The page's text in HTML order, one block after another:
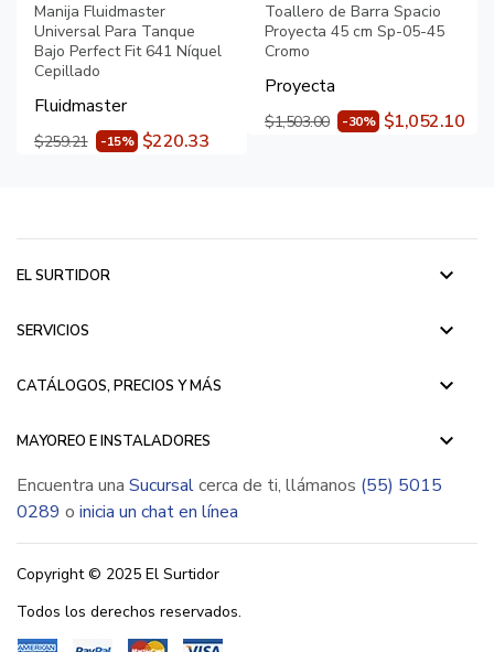
Manija Fluidmaster
Universal Para Tanque
Bajo Perfect Fit 641 Níquel
Cepillado
Fluidmaster
$259.21 -15% $220.33
Toallero de Barra Spacio
Proyecta 45 cm Sp-05-45
Cromo
Proyecta
$1,503.00 -30% $1,052.10
EL SURTIDOR keyboard_arrow_down
SERVICIOS keyboard_arrow_down
CATÁLOGOS, PRECIOS Y MÁS keyboard_arrow_down
MAYOREO E INSTALADORES keyboard_arrow_down
Encuentra una Sucursalcerca de ti, llámanos (55) 5015
0289 o inicia un chat en línea
Copyright © 2025 El Surtidor
Todos los derechos reservados.